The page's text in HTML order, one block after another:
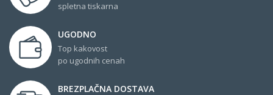
spletna tiskarna
UGODNO
Top kakovost
po ugodnih cenah
BREZPLAČNA DOSTAVA